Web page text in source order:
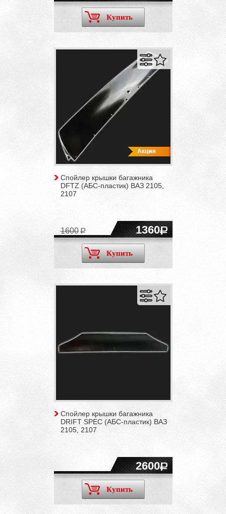
Купить
Спойлер крышки багажника
DFTZ (АБС-пластик) ВАЗ 2105,
2107
1360
1600
Купить
Спойлер крышки багажника
DRIFT SPEC (АБС-пластик) ВАЗ
2105, 2107
2600
Купить